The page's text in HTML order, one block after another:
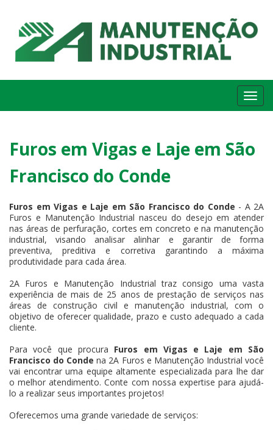
Furos em Vigas e Laje em São
Francisco do Conde
Furos em Vigas e Laje em São Francisco do Conde - A 2A
Furos e Manutenção Industrial nasceu do desejo em atender
nas áreas de perfuração, cortes em concreto e na manutenção
industrial, visando analisar alinhar e garantir de forma
preventiva, preditiva e corretiva garantindo a máxima
produtividade para cada área.
2A Furos e Manutenção Industrial traz consigo uma vasta
experiência de mais de 25 anos de prestação de serviços nas
áreas de construção civil e manutenção industrial, com o
objetivo de oferecer qualidade, prazo e custo adequado a cada
cliente.
Para você que procura Furos em Vigas e Laje em São
Francisco do Conde na 2A Furos e Manutenção Industrial você
vai encontrar uma equipe altamente especializada para lhe dar
o melhor atendimento. Conte com nossa expertise para ajudá-
lo a realizar seus importantes projetos!
Oferecemos uma grande variedade de serviços: